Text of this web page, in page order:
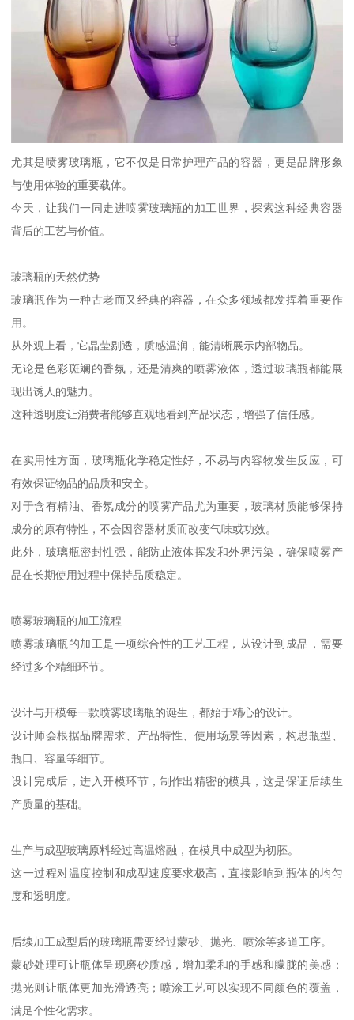
尤其是喷雾玻璃瓶，它不仅是日常护理产品的容器，更是品牌形象
与使用体验的重要载体。
今天，让我们一同走进喷雾玻璃瓶的加工世界，探索这种经典容器
背后的工艺与价值。
玻璃瓶的天然优势
玻璃瓶作为一种古老而又经典的容器，在众多领域都发挥着重要作
用。
从外观上看，它晶莹剔透，质感温润，能清晰展示内部物品。
无论是色彩斑斓的香氛，还是清爽的喷雾液体，透过玻璃瓶都能展
现出诱人的魅力。
这种透明度让消费者能够直观地看到产品状态，增强了信任感。
在实用性方面，玻璃瓶化学稳定性好，不易与内容物发生反应，可
有效保证物品的品质和安全。
对于含有精油、香氛成分的喷雾产品尤为重要，玻璃材质能够保持
成分的原有特性，不会因容器材质而改变气味或功效。
此外，玻璃瓶密封性强，能防止液体挥发和外界污染，确保喷雾产
品在长期使用过程中保持品质稳定。
喷雾玻璃瓶的加工流程
喷雾玻璃瓶的加工是一项综合性的工艺工程，从设计到成品，需要
经过多个精细环节。
设计与开模每一款喷雾玻璃瓶的诞生，都始于精心的设计。
设计师会根据品牌需求、产品特性、使用场景等因素，构思瓶型、
瓶口、容量等细节。
设计完成后，进入开模环节，制作出精密的模具，这是保证后续生
产质量的基础。
生产与成型玻璃原料经过高温熔融，在模具中成型为初胚。
这一过程对温度控制和成型速度要求极高，直接影响到瓶体的均匀
度和透明度。
后续加工成型后的玻璃瓶需要经过蒙砂、抛光、喷涂等多道工序。
蒙砂处理可让瓶体呈现磨砂质感，增加柔和的手感和朦胧的美感；
抛光则让瓶体更加光滑透亮；喷涂工艺可以实现不同颜色的覆盖，
满足个性化需求。